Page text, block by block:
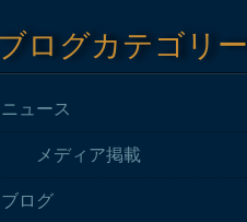
ログカテゴリー
ニュース
メディア掲載
ブログ